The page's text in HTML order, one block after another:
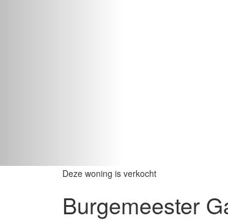
Deze woning is verkocht
Burgemeester